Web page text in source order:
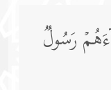
رَسُولࣱ